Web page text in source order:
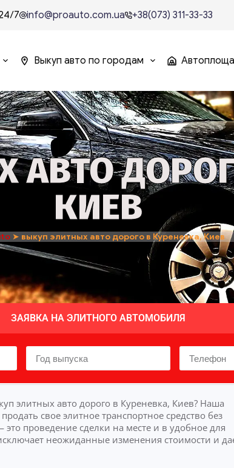
7 info@proauto.com.ua +38(073) 311-33-33
Выкуп авто по городам
КИЕВ
➤ выкуп элитных авто дорого в Куреневка, Киев
ЗАЯВКА НА ЭЛИТНОГО АВТОМОБИЛЯ
элитных авто дорого в Куреневка, Киев? Наша
свое элитное транспортное средство без
проведение сделки на месте и в удобное для
неожиданные изменения стоимости и